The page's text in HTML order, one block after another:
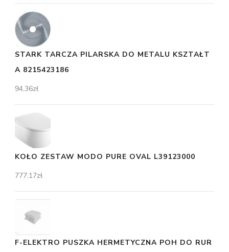
STARK TARCZA PILARSKA DO METALU KSZTAŁT
A 8215423186
94,36zł
KOŁO ZESTAW MODO PURE OVAL L39123000
777,17zł
F-ELEKTRO PUSZKA HERMETYCZNA POH DO RUR